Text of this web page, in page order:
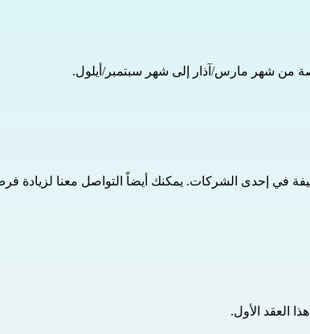
من شهر مارس/آذار إلى شهر سبتمبر/أيلول.
التواصل معنا لزيادة